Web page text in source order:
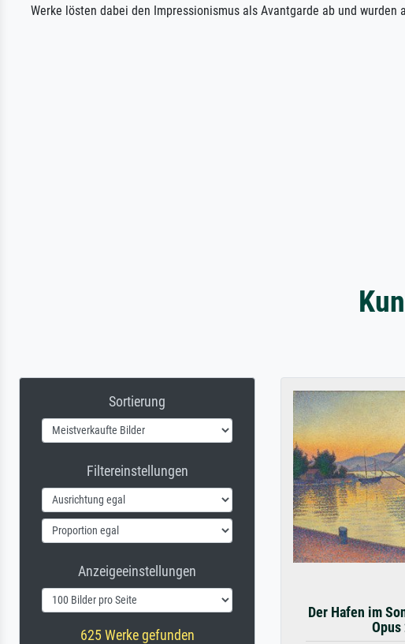
Werke lösten dabei den Impressionismus als Avantgarde ab und
Sortierung
Filtereinstellungen
Anzeigeeinstellungen
625 Werke gefunden
Der Hafen im
Opus